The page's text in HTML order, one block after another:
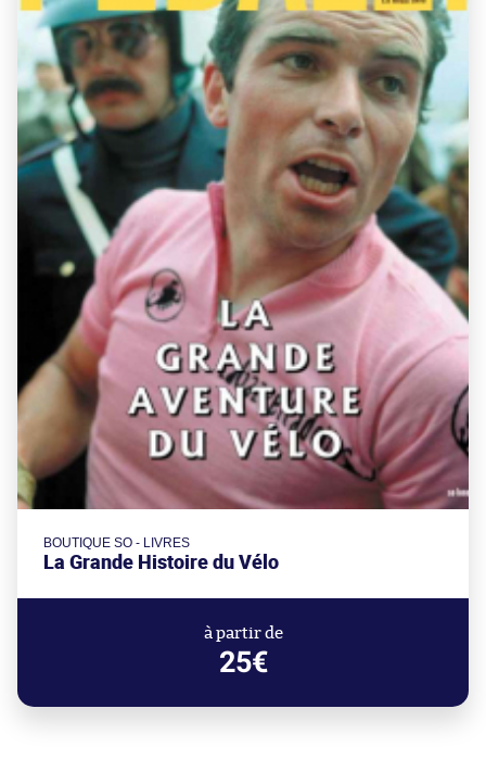
BOUTIQUE SO - LIVRES
La Grande Histoire du Vélo
à partir de
25€